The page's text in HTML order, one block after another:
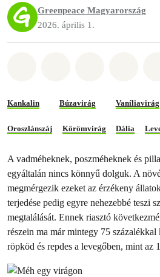
Greenpeace Magyarország
2026. április 1.
Kankalin Búzavirág Vaníliavirág
Oroszlánszáj Körömvirág Dália
A vadméheknek, poszméheknek és
egyáltalán nincs könnyű dolguk. A
megmérgezik ezeket az érzékeny
terjedése pedig egyre nehezebbé teszi
megtalálását. Ennek riasztó
részein ma már mintegy 75
röpköd és repdes a levegőben, mint az